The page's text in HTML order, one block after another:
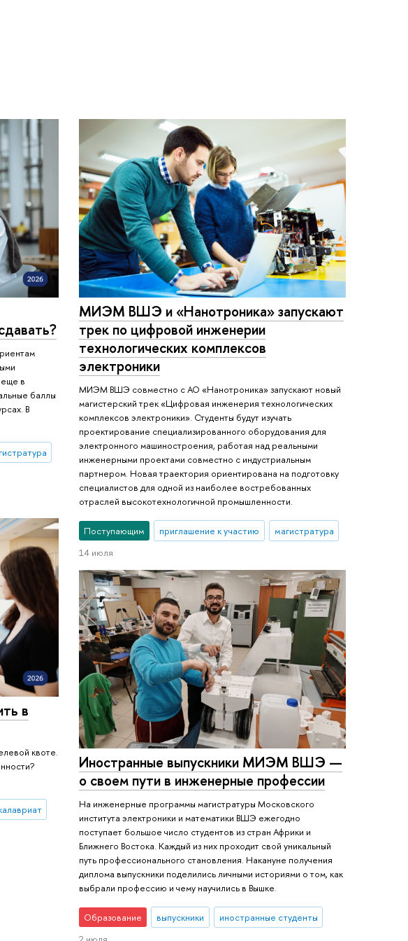
в
баллы
В
МИЭМ ВШЭ и «Нанотроника» запускают
трек по цифровой инженерии
технологических комплексов
электроники
МИЭМ ВШЭ совместно с АО «Нанотроника» запускают новый
магистерский трек «Цифровая инженерия технологических
комплексов электроники». Студенты будут изучать
проектирование специализированного оборудования для
электронного машиностроения, работая над реальными
инженерными проектами совместно с индустриальным
партнером. Новая траектория ориентирована на подготовку
специалистов для одной из наиболее востребованных
отраслей высокотехнологичной промышленности.
Поступающим приглашение к участию
магистратура
14 июля
в
квоте.
Иностранные выпускники МИЭМ ВШЭ —
о своем пути в инженерные профессии
На инженерные программы магистратуры Московского
института электроники и математики ВШЭ ежегодно
поступает большое число студентов из стран Африки и
Ближнего Востока. Каждый из них проходит свой уникальный
путь профессионального становления. Накануне получения
диплома выпускники поделились личными историями о том, как
выбрали профессию и чему научились в Вышке.
Образование выпускники
иностранные студенты